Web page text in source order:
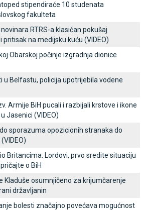
stipendiraće 10 studenata
fakulteta
novinara RTRS-a klasičan pokušaj
na medijsku kuću (VIDEO)
Obarskoj počinje izgradnja dionice
u Belfastu, policija upotrijebila vodene
Armije BiH pucali i razbijali krstove i ikone
Јasenici (VIDEO)
sporazuma opozicionih stranaka do
Britancima: Lordovi, prvo sredite situaciju
o BiH
Kladuše osumnjičeno za krijumčarenje
državljanin
bolesti značajno povećava mogućnost